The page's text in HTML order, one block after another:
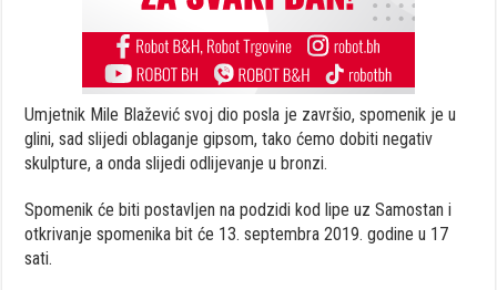
Umjetnik Mile Blažević svoj dio posla je završio, spomenik je u
glini, sad slijedi oblaganje gipsom, tako ćemo dobiti negativ
skulpture, a onda slijedi odlijevanje u bronzi.
Spomenik će biti postavljen na podzidi kod lipe uz Samostan i
otkrivanje spomenika bit će 13. septembra 2019. godine u 17
sati.